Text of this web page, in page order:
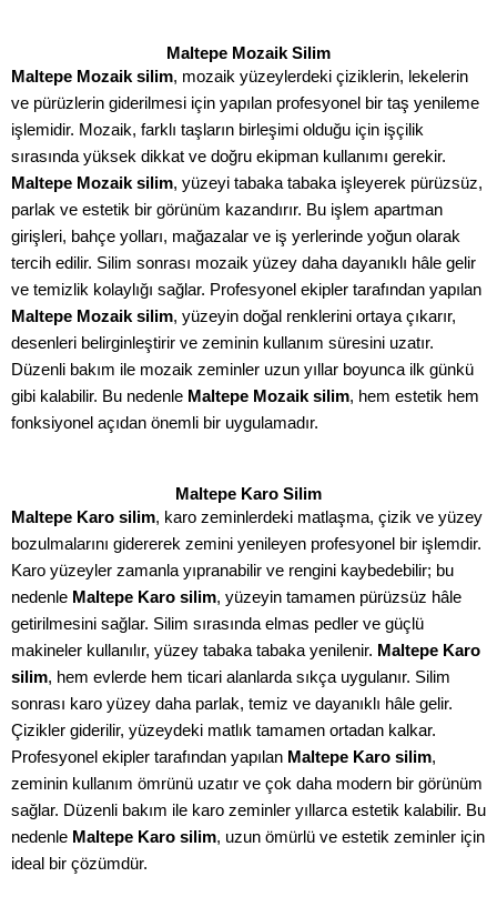
Maltepe Mozaik Silim
Maltepe Mozaik silim, mozaik yüzeylerdeki çiziklerin, lekelerin
ve pürüzlerin giderilmesi için yapılan profesyonel bir taş yenileme
işlemidir. Mozaik, farklı taşların birleşimi olduğu için işçilik
sırasında yüksek dikkat ve doğru ekipman kullanımı gerekir.
Maltepe Mozaik silim, yüzeyi tabaka tabaka işleyerek pürüzsüz,
parlak ve estetik bir görünüm kazandırır. Bu işlem apartman
girişleri, bahçe yolları, mağazalar ve iş yerlerinde yoğun olarak
tercih edilir. Silim sonrası mozaik yüzey daha dayanıklı hâle gelir
ve temizlik kolaylığı sağlar. Profesyonel ekipler tarafından yapılan
Maltepe Mozaik silim, yüzeyin doğal renklerini ortaya çıkarır,
desenleri belirginleştirir ve zeminin kullanım süresini uzatır.
Düzenli bakım ile mozaik zeminler uzun yıllar boyunca ilk günkü
gibi kalabilir. Bu nedenle Maltepe Mozaik silim, hem estetik hem
fonksiyonel açıdan önemli bir uygulamadır.
Maltepe Karo Silim
Maltepe Karo silim, karo zeminlerdeki matlaşma, çizik ve yüzey
bozulmalarını gidererek zemini yenileyen profesyonel bir işlemdir.
Karo yüzeyler zamanla yıpranabilir ve rengini kaybedebilir; bu
nedenle Maltepe Karo silim, yüzeyin tamamen pürüzsüz hâle
getirilmesini sağlar. Silim sırasında elmas pedler ve güçlü
makineler kullanılır, yüzey tabaka tabaka yenilenir. Maltepe Karo
silim, hem evlerde hem ticari alanlarda sıkça uygulanır. Silim
sonrası karo yüzey daha parlak, temiz ve dayanıklı hâle gelir.
Çizikler giderilir, yüzeydeki matlık tamamen ortadan kalkar.
Profesyonel ekipler tarafından yapılan Maltepe Karo silim,
zeminin kullanım ömrünü uzatır ve çok daha modern bir görünüm
sağlar. Düzenli bakım ile karo zeminler yıllarca estetik kalabilir. Bu
nedenle Maltepe Karo silim, uzun ömürlü ve estetik zeminler için
ideal bir çözümdür.